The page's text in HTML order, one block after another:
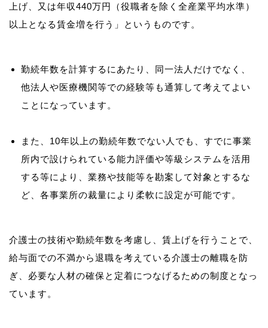
上げ、又は年収440万円（役職者を除く全産業平均水準）
勤続年数を計算するにあたり、同一法人だけでなく、
他法人や医療機関等での経験等も通算して考えてよい
ことになっています。
また、10年以上の勤続年数でない人でも、すでに事業
所内で設けられている能力評価や等級システムを活用
する等により、業務や技能等を勘案して対象とするな
ど、各事業所の裁量により柔軟に設定が可能です。
介護士の技術や勤続年数を考慮し、賃上げを行うことで、
給与面での不満から退職を考えている介護士の離職を防
ぎ、必要な人材の確保と定着につなげるための制度となっ
ています。